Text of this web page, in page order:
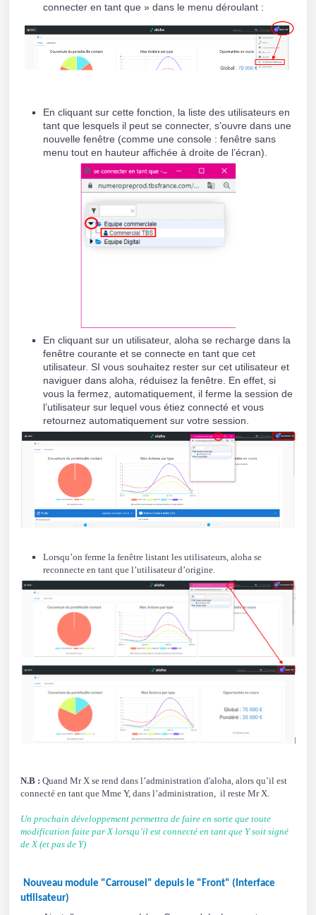
connecter en tant que » dans le menu déroulant :
En cliquant sur cette fonction, la liste des utilisateurs en
tant que lesquels il peut se connecter, s’ouvre dans une
nouvelle fenêtre (comme une console : fenêtre sans
menu tout en hauteur affichée à droite de l’écran).
En cliquant sur un utilisateur, aloha se recharge dans la
fenêtre courante et se connecte en tant que cet
utilisateur. SI vous souhaitez rester sur cet utilisateur et
naviguer dans aloha, réduisez la fenêtre. En effet, si
vous la fermez, automatiquement, il ferme la session de
l’utilisateur sur lequel vous étiez connecté et vous
retournez automatiquement sur votre session.
Lorsqu’on ferme la fenêtre listant les utilisateurs, aloha se
reconnecte en tant que l’utilisateur d’origine.
N.B : Quand Mr X se rend dans l’administration d'aloha, alors qu’il est
connecté en tant que Mme Y, dans l’administration, il reste Mr X.
Un prochain développement permettra de faire en sorte que toute
modification faite par X lorsqu’il est connecté en tant que Y soit signé
de X (et pas de Y)
Nouveau module "Carrousel" depuis le "Front" (Interface
utilisateur)